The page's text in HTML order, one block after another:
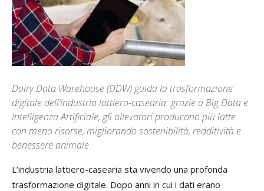
Dairy Data Warehouse (DDW) guida la trasformazione
digitale dell’industria lattiero-casearia: grazie a Big Data e
Intelligenza Artificiale, gli allevatori producono più latte
con meno risorse, migliorando sostenibilità, redditività e
benessere animale
L’industria lattiero-casearia sta vivendo una profonda
trasformazione digitale. Dopo anni in cui i dati erano